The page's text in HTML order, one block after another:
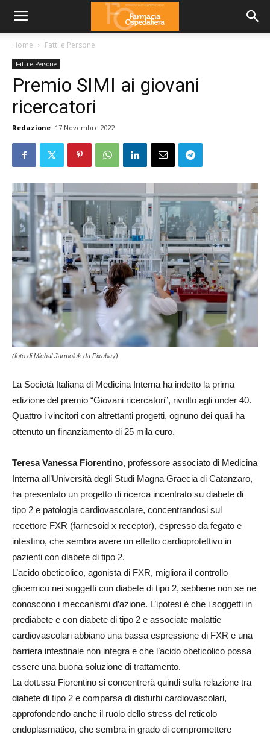
Home Fatti e Persone
Fatti e Persone
Premio SIMI ai giovani
ricercatori
Redazione 17 Novembre 2022
(foto di Michal Jarmoluk da Pixabay)
La Società Italiana di Medicina Interna ha indetto la prima
edizione del premio “Giovani ricercatori”, rivolto agli under 40.
Quattro i vincitori con altrettanti progetti, ognuno dei quali ha
ottenuto un finanziamento di 25 mila euro.
Teresa Vanessa Fiorentino, professore associato di Medicina
Interna all’Università degli Studi Magna Graecia di Catanzaro,
ha presentato un progetto di ricerca incentrato su diabete di
tipo 2 e patologia cardiovascolare, concentrandosi sul
recettore FXR (farnesoid x receptor), espresso da fegato e
intestino, che sembra avere un effetto cardioprotettivo in
pazienti con diabete di tipo 2.
L’acido obeticolico, agonista di FXR, migliora il controllo
glicemico nei soggetti con diabete di tipo 2, sebbene non se ne
conoscono i meccanismi d’azione. L’ipotesi è che i soggetti in
prediabete e con diabete di tipo 2 e associate malattie
cardiovascolari abbiano una bassa espressione di FXR e una
barriera intestinale non integra e che l’acido obeticolico possa
essere una buona soluzione di trattamento.
La dott.ssa Fiorentino si concentrerà quindi sulla relazione tra
diabete di tipo 2 e comparsa di disturbi cardiovascolari,
approfondendo anche il ruolo dello stress del reticolo
endoplasmatico, che sembra in grado di compromettere